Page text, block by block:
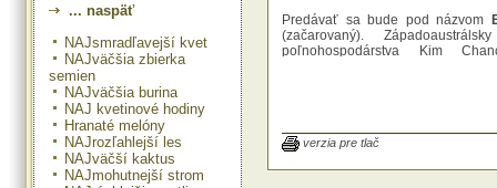
... naspäť
NAJsmradľavejší kvet
NAJväčšia zbierka
semien
NAJväčšia burina
NAJ kvetinové hodiny
Hranaté melóny
NAJrozľahlejší les
NAJväčší kaktus
NAJmohutnejší strom
Predávať sa bude pod názvom
(začarovaný).
poľnohospodárstva Kim
jablká vytvorili bez genetickej
"Máme tu jablko, ktoré má
verzia pre tlač